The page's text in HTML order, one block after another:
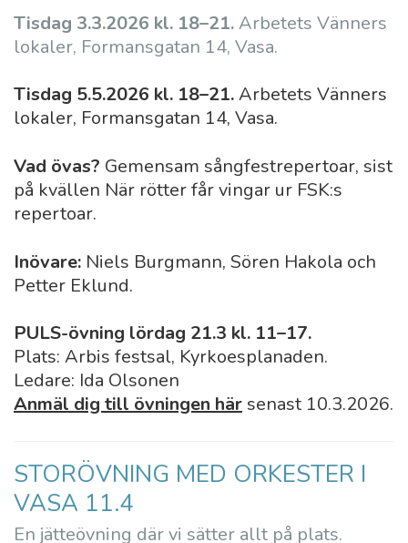
Tisdag 3.3.2026 kl. 18–21.Arbetets Vänners
lokaler, Formansgatan 14, Vasa.
Tisdag 5.5.2026 kl. 18–21.Arbetets Vänners
lokaler, Formansgatan 14, Vasa.
Vad övas? Gemensam sångfestrepertoar, sist
på kvällen När rötter får vingar ur FSK:s
repertoar.
Inövare: Niels Burgmann, Sören Hakola och
Petter Eklund.
PULS-övning lördag 21.3 kl. 11–17.
Plats: Arbis festsal, Kyrkoesplanaden.
Ledare: Ida Olsonen
Anmäl dig till övningen här senast 10.3.2026.
STORÖVNING MED ORKESTER I
VASA 11.4
En jätteövning där vi sätter allt på plats.